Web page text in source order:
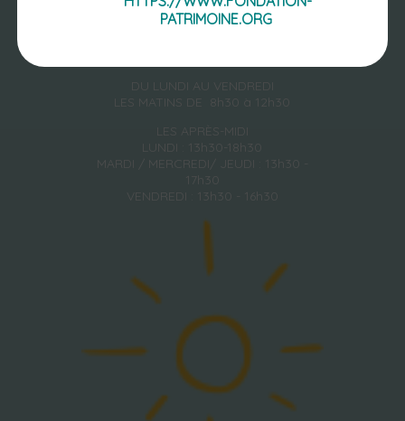
DU LUNDI AU VENDREDI
LES MATINS DE 8h30 à 12h30
LES APRÈS-MIDI
LUNDI : 13h30-18h30
MARDI / MERCREDI/ JEUDI : 13h30 -
17h30
VENDREDI : 13h30 - 16h30
PATRIMOINE.ORG